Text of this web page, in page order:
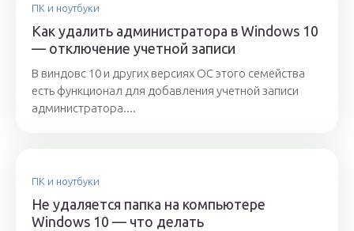
ПК и ноутбуки
Как удалить администратора в Windows 10
— отключение учетной записи
В виндовс 10 и других версиях ОС этого семейства
есть функционал для добавления учетной записи
администратора....
ПК и ноутбуки
Не удаляется папка на компьютере
Windows 10 — что делать